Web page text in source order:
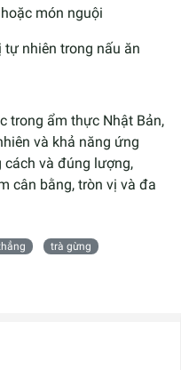
món nguội
tự nhiên trong nấu ăn
trong ẩm thực Nhật Bản,
và khả năng ứng
và đúng lượng,
cân bằng, tròn vị và đa
trà gừng